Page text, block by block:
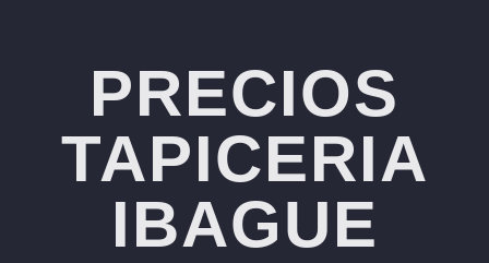
PRECIOS
TAPICERIA
IBAGUE